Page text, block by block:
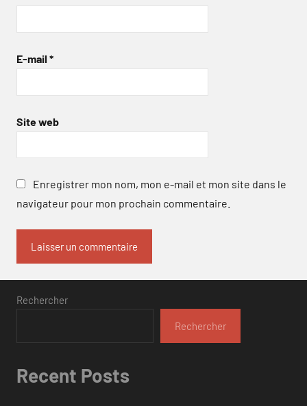
E-mail *
Site web
Enregistrer mon nom, mon e-mail et mon site dans le
navigateur pour mon prochain commentaire.
Rechercher
Rechercher
Recent Posts